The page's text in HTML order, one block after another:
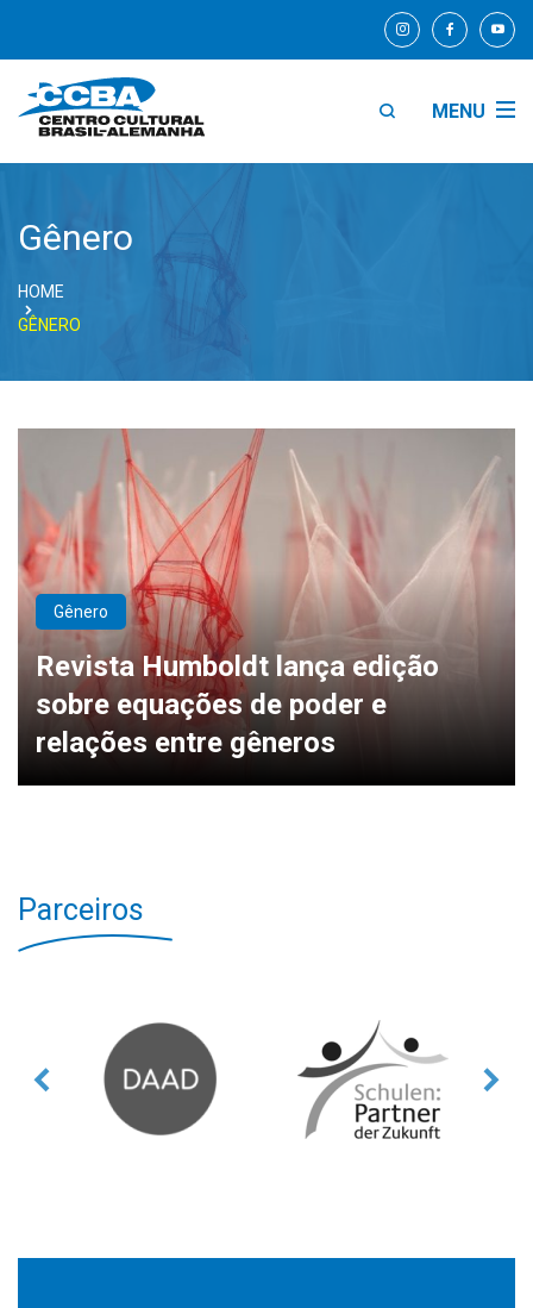
MENU
Gênero
HOME
GÊNERO
Gênero
Revista Humboldt lança edição
sobre equações de poder e
relações entre gêneros
Parceiros